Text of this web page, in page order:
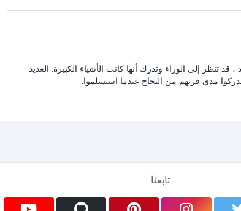
قد تنظر إلى الوراء وتدرك أنها كانت الأشياء الكبيرة. العديد
مدى قربهم من النجاح عندما استسلموا.
تابعنا